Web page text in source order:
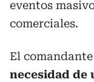
eventos
comerciales.
El
necesidad de